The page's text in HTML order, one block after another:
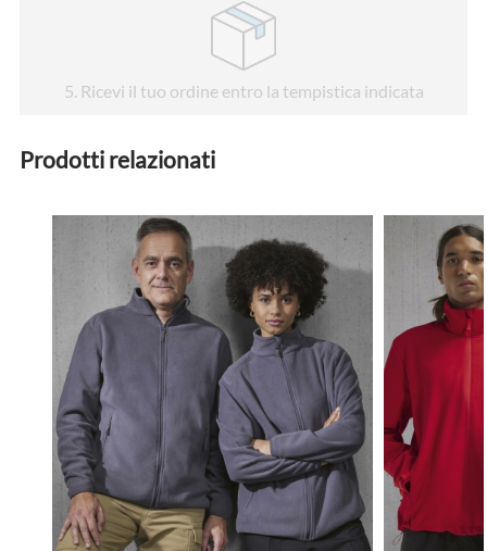
5 . Ricevi il tuo ordine entro la tempistica indicata
Prodotti relazionati